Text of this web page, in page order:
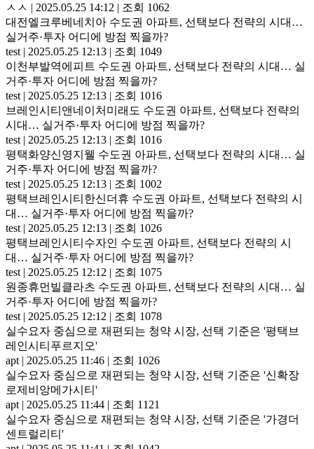
ㅅㅅ | 2025.05.25 14:12 | 조회 1062
대전엘크루베네치아 수도권 아파트, 선택보다 전략의 시대…
실거주·투자 어디에 방점 찍을까?
test | 2025.05.25 12:13 | 조회 1049
이천부발역에피트 수도권 아파트, 선택보다 전략의 시대… 실
거주·투자 어디에 방점 찍을까?
test | 2025.05.25 12:13 | 조회 1016
브레인시티앤네이처미래도 수도권 아파트, 선택보다 전략의
시대… 실거주·투자 어디에 방점 찍을까?
test | 2025.05.25 12:13 | 조회 1016
평택화양신영지웰 수도권 아파트, 선택보다 전략의 시대… 실
거주·투자 어디에 방점 찍을까?
test | 2025.05.25 12:13 | 조회 1002
평택브레인시티한신더휴 수도권 아파트, 선택보다 전략의 시
대… 실거주·투자 어디에 방점 찍을까?
test | 2025.05.25 12:13 | 조회 1026
평택브레인시티수자인 수도권 아파트, 선택보다 전략의 시
대… 실거주·투자 어디에 방점 찍을까?
test | 2025.05.25 12:12 | 조회 1075
원종휴먼빌클라츠 수도권 아파트, 선택보다 전략의 시대… 실
거주·투자 어디에 방점 찍을까?
test | 2025.05.25 12:12 | 조회 1078
실수요자 중심으로 재편되는 청약 시장, 선택 기준은 '평택브
레인시티푸르지오'
apt | 2025.05.25 11:46 | 조회 1026
실수요자 중심으로 재편되는 청약 시장, 선택 기준은 '신확장
로제비앙메가시티'
apt | 2025.05.25 11:44 | 조회 1121
실수요자 중심으로 재편되는 청약 시장, 선택 기준은 '가경더
센트럴리티'